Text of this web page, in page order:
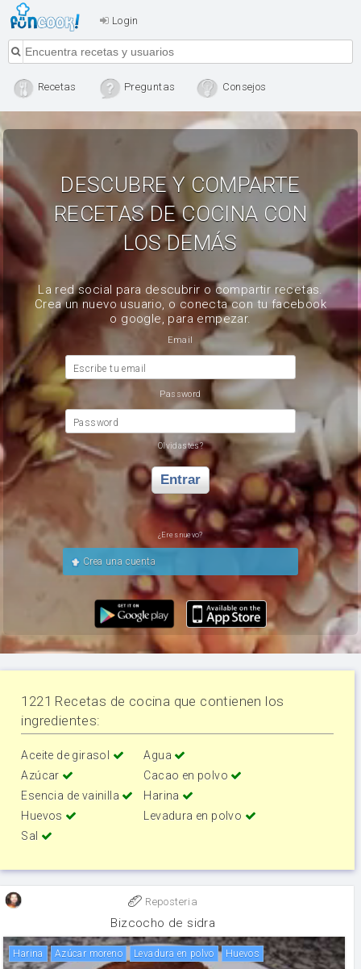
Login
Recetas Preguntas Consejos
DESCUBRE Y COMPARTE
RECETAS DE COCINA CON
LOS DEMÁS
La red social para descubrir o compartir recetas.
Crea un nuevo usuario, o conecta con tu facebook
o google, para empezar.
Email
Escribe tu email
Password
Password
Olvidastes?
Entrar
¿Eres nuevo?
Crea una cuenta
1221 Recetas de cocina que contienen los
ingredientes:
Aceite de girasol
Agua
Azúcar
Cacao en polvo
Esencia de vainilla
Harina
Huevos
Levadura en polvo
Sal
Reposteria
Bizcocho de sidra
harina Azúcar moreno levadura en polvo huevos